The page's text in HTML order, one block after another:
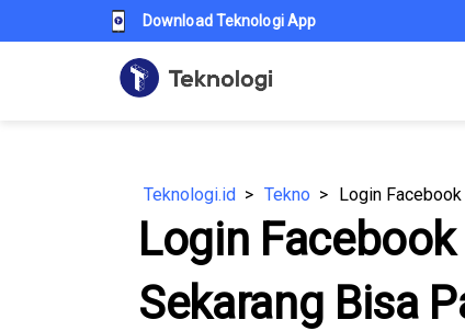
Download Teknologi App
Teknologi.id Tekno
Login
Sekarang Bisa